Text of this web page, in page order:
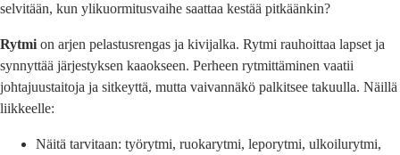
selvitään, kun ylikuormitusvaihe saattaa kestää pitkäänkin?
Rytmion arjen pelastusrengas ja kivijalka. Rytmi rauhoittaa lapset ja
synnyttää järjestyksen kaaokseen. Perheen rytmittäminen vaatii
johtajuustaitoja ja sitkeyttä, mutta vaivannäkö palkitsee takuulla. Näillä
liikkeelle:
Näitä tarvitaan: työrytmi, ruokarytmi, leporytmi, ulkoilurytmi,